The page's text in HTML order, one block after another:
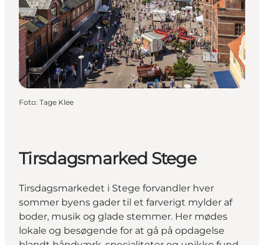
Foto: Tage Klee
Tirsdagsmarked Stege
Tirsdagsmarkedet i Stege forvandler hver
sommer byens gader til et farverigt mylder af
boder, musik og glade stemmer. Her mødes
lokale og besøgende for at gå på opdagelse